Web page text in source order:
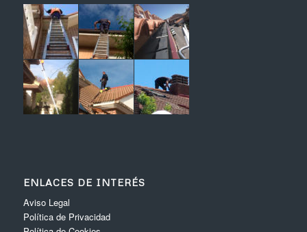
ENLACES DE INTERÉS
Aviso Legal
Política de Privacidad